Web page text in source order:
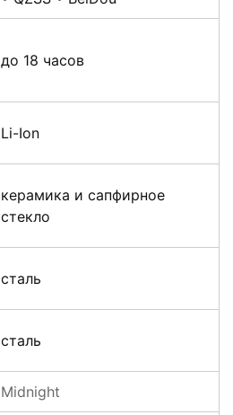
до 18 часов
Li-Ion
керамика и сапфирное
стекло
сталь
сталь
Midnight